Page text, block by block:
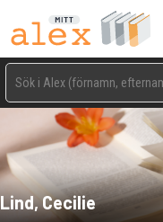
Lind, Cecilie